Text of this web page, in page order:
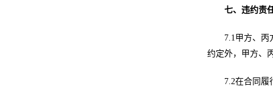
七、违约责
7.1甲方、
约定外，甲方、
7.2在合同